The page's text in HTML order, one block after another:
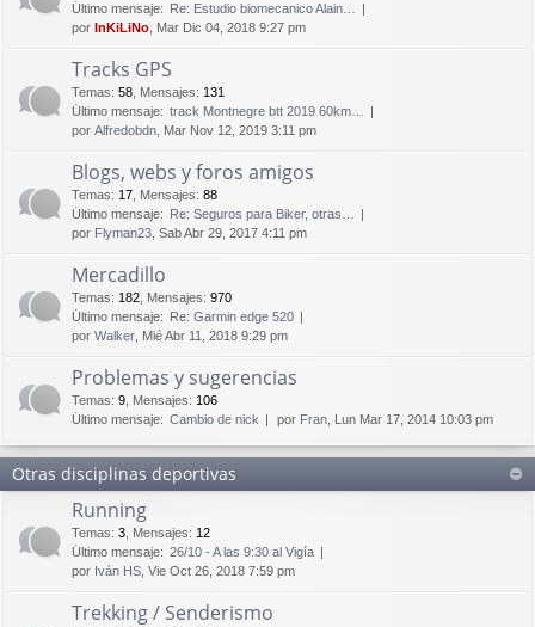
Último mensaje: Re: Estudio biomecanico Alain…
por InKiLiNo , Mar Dic 04, 2018 9:27 pm
Tracks GPS
Temas: 58 Mensajes: 131
Último mensaje: track Montnegre btt 2019 60km…
por Alfredobdn , Mar Nov 12, 2019 3:11 pm
Blogs, webs y foros amigos
Temas: 17 Mensajes: 88
Último mensaje: Re: Seguros para Biker, otras…
por Flyman23 , Sab Abr 29, 2017 4:11 pm
Mercadillo
Temas: 182 Mensajes: 970
Último mensaje: Re: Garmin edge 520
por Walker , Mié Abr 11, 2018 9:29 pm
Problemas y sugerencias
Temas: 9 Mensajes: 106
Último mensaje: Cambio de nick por Fran , Lun Mar 17, 2014 10:03 pm
Otras disciplinas deportivas
Running
Temas: 3 Mensajes: 12
Último mensaje: 26/10 - A las 9:30 al Vigía
por Iván HS , Vie Oct 26, 2018 7:59 pm
Trekking / Senderismo